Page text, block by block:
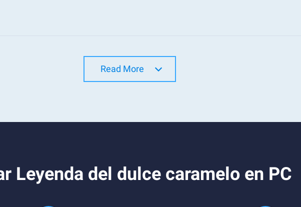
Read More
Leyenda del dulce caramelo en PC